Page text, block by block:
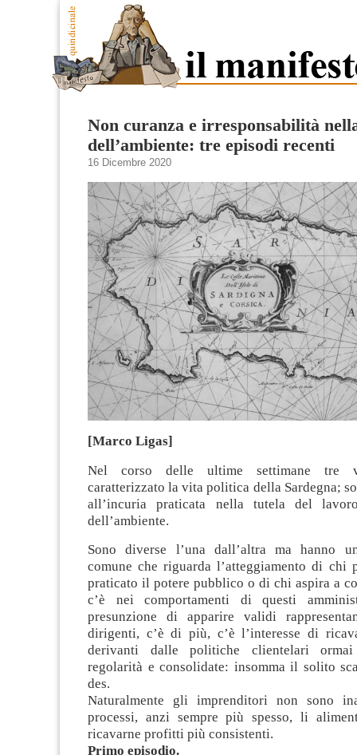
Non curanza e irresponsabilità
dell’ambiente: tre episodi recenti
16 Dicembre 2020
[Marco Ligas]
Nel corso delle ultime settimane tre
caratterizzato la vita politica della Sardegna;
all’incuria praticata nella tutela del
dell’ambiente.
Sono diverse l’una dall’altra ma hanno
comune che riguarda l’atteggiamento di chi
praticato il potere pubblico o di chi aspira a
c’è nei comportamenti di questi
presunzione di apparire validi
dirigenti, c’è di più, c’è l’interesse di
derivanti dalle politiche clientelari
regolarità e consolidate: insomma il solito
des.
Naturalmente gli imprenditori non sono
processi, anzi sempre più spesso, li
ricavarne profitti più consistenti.
Primo episodio.